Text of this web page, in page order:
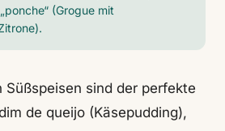
(Grogue mit
Süßspeisen sind der perfekte
de queijo (Käsepudding),